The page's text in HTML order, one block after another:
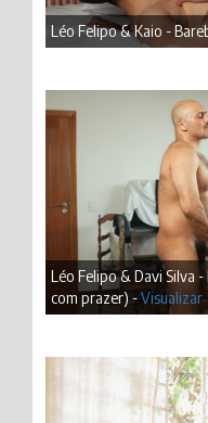
Léo Felipo & Kaio -
Léo Felipo & Davi Silva
com prazer) -Visualizar